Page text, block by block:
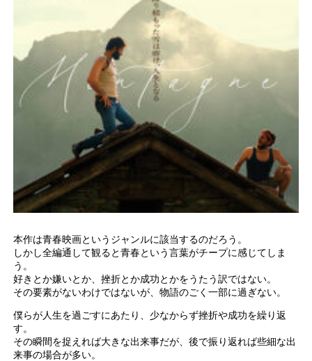
本作は青春映画というジャンルに該当するのだろう。
しかし全編通して観ると青春という言葉がチープに感じてしま
う。
好きとか嫌いとか、挫折とか成功とかをうたう訳ではない。
その要素がないわけではないが、物語のごく一部に過ぎない。
僕らが人生を過ごすにあたり、少なからず挫折や成功を繰り返
す。
その瞬間を捉えれば大きな出来事だが、後で振り返れば些細な出
来事の場合が多い。